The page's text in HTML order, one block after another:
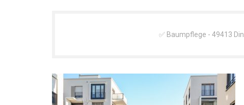
✅ Baumpflege - 49413